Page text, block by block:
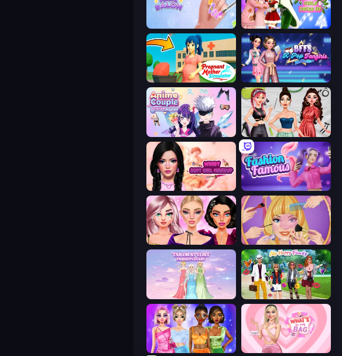
Nail Salon Christmas Girls Dress Up
Pregnant Mother Simulator BFFs K-Pop Fangirls
Anime Couple: Avatar Maker Brat Girl Summer
Wendy Soft Girl Makeup Fashion Famous
New Year Makeup Trends Extreme Makeover
Tailor Stylist: Fashion Diary Superstar Family Dress Up
Monochrome Looks What's In My Bag